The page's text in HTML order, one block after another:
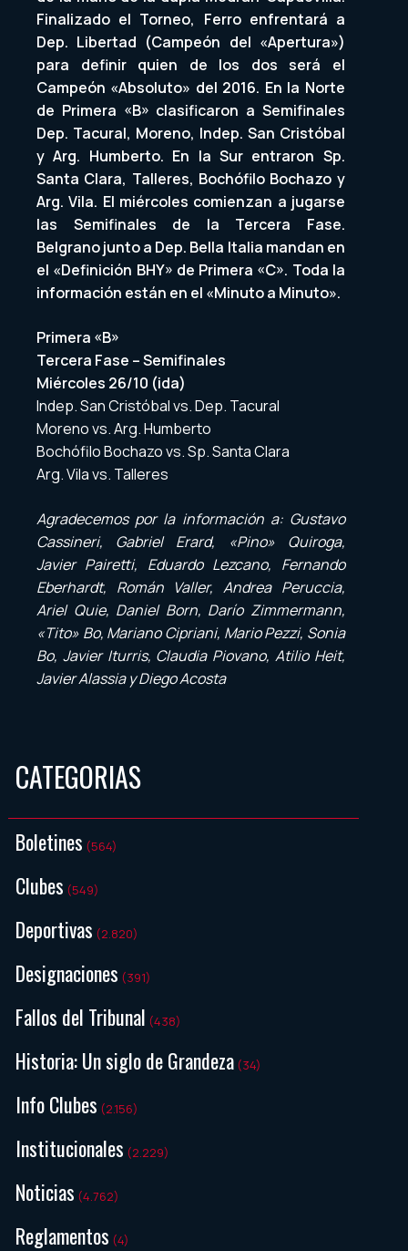
Finalizado el Torneo, Ferro enfrentará a
Dep. Libertad (Campeón del «Apertura»)
para definir quien de los dos será el
Campeón «Absoluto» del 2016. En la Norte
de Primera «B» clasificaron a Semifinales
Dep. Tacural, Moreno, Indep. San Cristóbal
y Arg. Humberto. En la Sur entraron Sp.
Santa Clara, Talleres, Bochófilo Bochazo y
Arg. Vila. El miércoles comienzan a jugarse
las Semifinales de la Tercera Fase.
Belgrano junto a Dep. Bella Italia mandan en
el «Definición BHY» de Primera «C». Toda la
información están en el «Minuto a Minuto».
Primera «B»
Tercera Fase – Semifinales
Miércoles 26/10 (ida)
Indep. San Cristóbal vs. Dep. Tacural
Moreno vs. Arg. Humberto
Bochófilo Bochazo vs. Sp. Santa Clara
Arg. Vila vs. Talleres
Agradecemos por la información a: Gustavo
Cassineri, Gabriel Erard, «Pino» Quiroga,
Javier Pairetti, Eduardo Lezcano, Fernando
Eberhardt, Román Valler, Andrea Peruccia,
Ariel Quie, Daniel Born, Darío Zimmermann,
«Tito» Bo, Mariano Cipriani, Mario Pezzi, Sonia
Bo, Javier Iturris, Claudia Piovano, Atilio Heit,
Javier Alassia y Diego Acosta
CATEGORIAS
Boletines (564)
Clubes (549)
Deportivas (2.820)
Designaciones (391)
Fallos del Tribunal (438)
Historia: Un siglo de Grandeza (34)
Info Clubes (2.156)
Institucionales (2.229)
Noticias (4.762)
Reglamentos (4)